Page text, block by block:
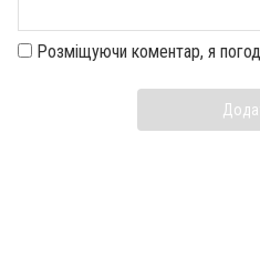
Розміщуючи коментар, я